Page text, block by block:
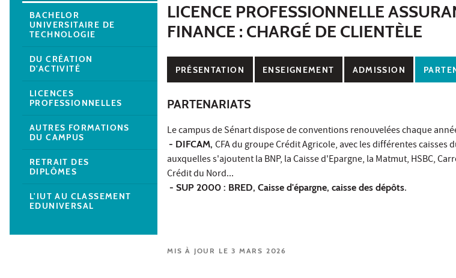
LICENCE PROFESSIONNELLE
FINANCE : CHARGÉ DE CLIENTÈLE
PRÉSENTATION ENSEIGNEMENT ADMISSION
PARTENARIATS
Le campus de Sénart dispose de conventions renouvelées chaque
- DIFCAM, CFA du groupe Crédit Agricole, avec les différentes caisses
auxquelles s'ajoutent la BNP, la Caisse d'Epargne, la Matmut, HSBC,
Crédit du Nord...
- SUP 2000 : BRED, Caisse d'épargne, caisse des dépôts.
MIS À JOUR LE 3 MARS 2026
BACHELOR
UNIVERSITAIRE DE
TECHNOLOGIE
DU CRÉATION
D'ACTIVITÉ
LICENCES
PROFESSIONNELLES
AUTRES FORMATIONS
DU CAMPUS
RETRAIT DES
DIPLÔMES
L'IUT AU CLASSEMENT
EDUNIVERSAL